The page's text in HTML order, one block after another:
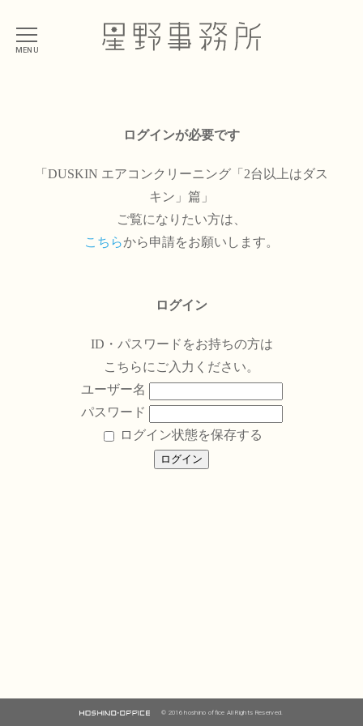
ログインが必要です
「DUSKIN エアコンクリーニング「2台以上はダス
キン」篇」
ご覧になりたい方は、
こちらから申請をお願いします。
ログイン
ID・パスワードをお持ちの方は
こちらにご入力ください。
ユーザー名
パスワード
ログイン状態を保存する
© 2016 hoshino office All Rights Reserved.
MENU